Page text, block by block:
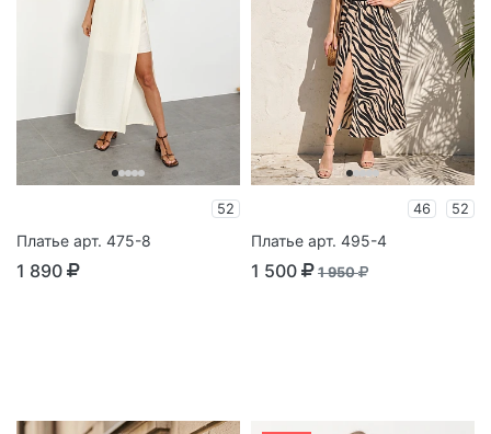
52
Платье арт. 475-8
1 890
46 52
Платье арт. 495-4
1 500 1 950